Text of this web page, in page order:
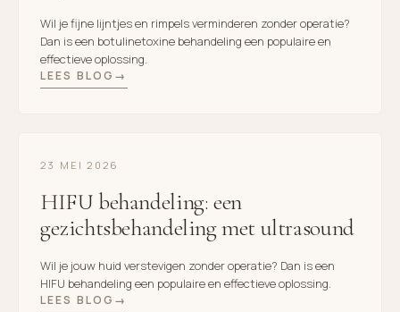
Wil je fijne lijntjes en rimpels verminderen zonder operatie?
Dan is een botulinetoxine behandeling een populaire en
effectieve oplossing.
LEES BLOG
23 MEI 2026
HIFU behandeling: een
gezichtsbehandeling met ultrasound
Wil je jouw huid verstevigen zonder operatie? Dan is een
HIFU behandeling een populaire en effectieve oplossing.
LEES BLOG